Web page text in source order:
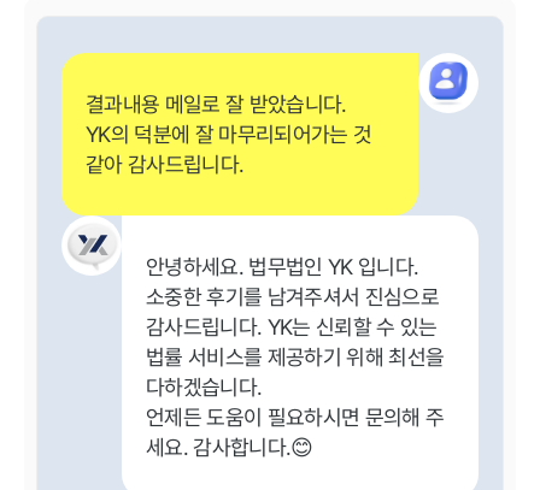
결과내용 메일로 잘 받았습니다.
YK의 덕분에 잘 마무리되어가는 것
같아 감사드립니다.
안녕하세요. 법무법인 YK 입니다.
소중한 후기를 남겨주셔서 진심으로
감사드립니다. YK는 신뢰할 수 있는
법률 서비스를 제공하기 위해 최선을
다하겠습니다.
언제든 도움이 필요하시면 문의해 주
세요. 감사합니다.😊